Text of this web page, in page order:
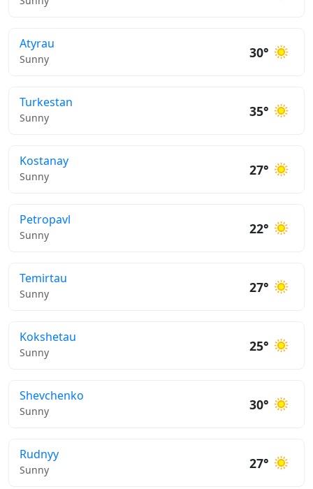
Atyrau
Sunny 30°
Turkestan
Sunny 35°
Kostanay
Sunny 27°
Petropavl
Sunny 22°
Temirtau
Sunny 27°
Kokshetau
Sunny 25°
Shevchenko
Sunny 30°
Rudnyy
Sunny 27°